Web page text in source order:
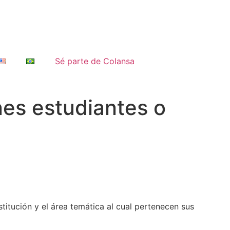
Sé parte de Colansa
estudiantes o
y el área temática al cual pertenecen sus